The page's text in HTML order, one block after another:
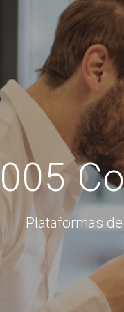
Plataformas